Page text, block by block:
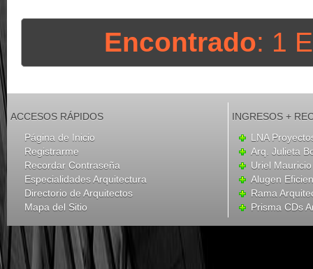
Encontrado: 1
ACCESOS RÁPIDOS
Página de Inicio
Registrarme
Recordar Contraseña
Especialidades Arquitectura
Directorio de Arquitectos
Mapa del Sitio
INGRESOS +
LNA
Arq. Julieta
Uriel
Alugen
Rama
Prisma CDs